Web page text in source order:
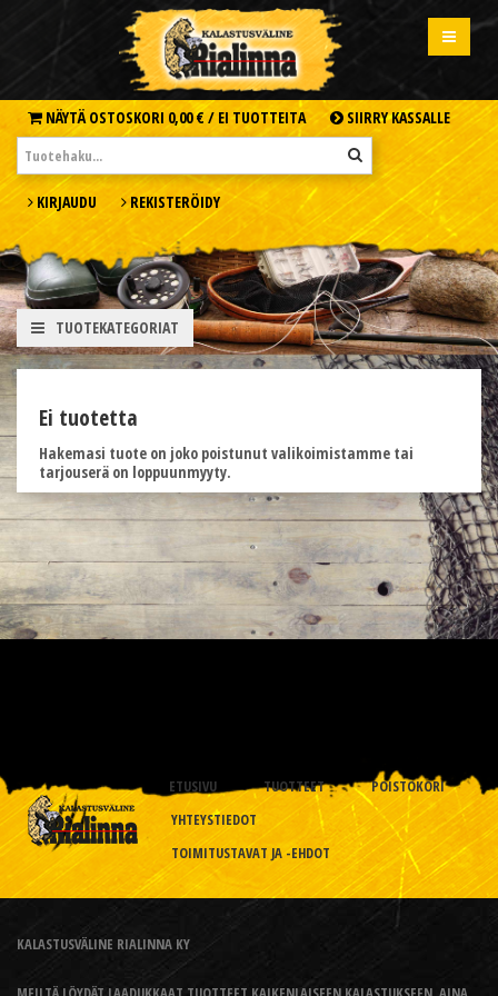
NÄYTÄ OSTOSKORI 0,00 € / EI TUOTTEITA SIIRRY KASSALLE
KIRJAUDU REKISTERÖIDY
TUOTEKATEGORIAT
Ei tuotetta
Hakemasi tuote on joko poistunut valikoimistamme tai
tarjouserä on loppuunmyyty.
ETUSIVU TUOTTEET
POISTOKORI
YHTEYSTIEDOT
TOIMITUSTAVAT JA -EHDOT
KALASTUSVÄLINE RIALINNA KY